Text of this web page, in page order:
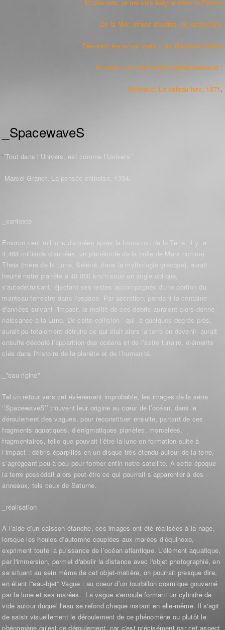
Et dès lors, je me suis baigné dans le Poème
De la Mer, infusé d'astres, et lactescent,
Dévorant les azurs verts ; où, flottaison blême
Et ravie, un noyé pensif parfois descend ;
Rimbaud, Le bateau ivre, 1871.
_SpacewaveS
‘’Tout dans l’Univers, est comme l’Univers’’
Marcel Granet, La pensée chinoise, 1934.
_contexte
Environ cent millions d'années après la formation de la Terre, il y a
4,468 milliards d'années, un planétoïde de la taille de Mars nommé
Theia (mère de la Lune, Séléné, dans la mythologie grecque), aurait
heurté notre planète à 40 000 km/h sous un angle oblique,
s'autodétruisant, éjectant ses restes accompagnés d'une portion du
manteau terrestre dans l'espace. Par accrétion, pendant la centaine
d'années suivant l'impact, la moitié de ces débris auraient alors donné
naissance à la Lune. De cette collision - qui, à quelques degrés près,
aurait pu totalement détruire ce qui était alors la terre en devenir- aurait
ensuite découlé l’apparition des océans et de l’astre lunaire, éléments
clés dans l'histoire de la planète et de l’humanité.
_''eau-rigine''
Tel un retour vers cet évènement improbable, les images de la série
‘’SpacewaveS’’ trouvent leur origine au cœur de l’océan, dans le
déroulement des vagues, pour reconstituer ensuite, partant de ces
fragments aquatiques, d’énigmatiques planètes, morcelées,
fragmentaires, telle que pouvait l’être la lune en formation suite à
l’impact : débris éparpillés en un disque très étendu autour de la terre,
s’agrégeant peu à peu pour former enfin notre satellite. A cette époque
la terre possédait alors peut-être ce qui pourrait s’apparenter à des
anneaux, tels ceux de Saturne.
_réalisation
A l’aide d’un caisson étanche, ces images ont été réalisées à la nage,
lorsque les houles d’automne couplées aux marées d’équinoxe,
expriment toute la puissance de l’océan atlantique. L'élément aquatique,
par l'immersion, permet d'abolir la distance avec l'objet photographié, en
se situant au sein même de cet objet-matière, on pourrait presque dire,
en étant l''eau-bjet'' Vague : au coeur d’un tourbillon cosmique gouverné
par la lune et ses marées. La vague s'enroule formant un cylindre de
vide autour duquel l'eau se refond chaque instant en elle-même. Il s'agit
de saisir visuellement le déroulement de ce phénomène ou plutôt le
phénomène qu'est ce déroulement, car c'est précisément par cet aspect